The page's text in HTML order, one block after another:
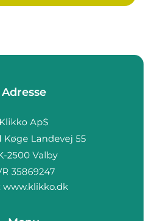
Adresse
www.klikko.dk